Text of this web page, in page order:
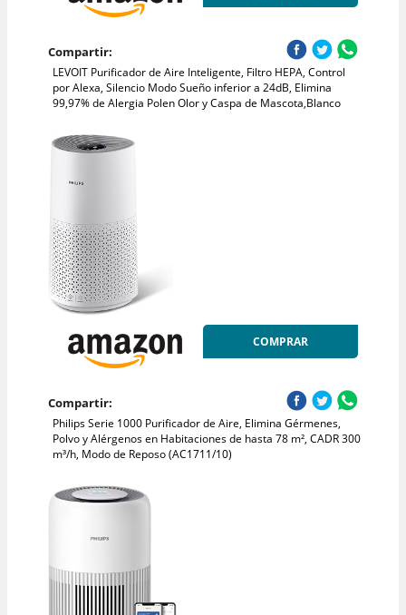
Compartir:
LEVOIT Purificador de Aire Inteligente, Filtro HEPA, Control
por Alexa, Silencio Modo Sueño inferior a 24dB, Elimina
99,97% de Alergia Polen Olor y Caspa de Mascota,Blanco
COMPRAR
Compartir:
Philips Serie 1000 Purificador de Aire, Elimina Gérmenes,
Polvo y Alérgenos en Habitaciones de hasta 78 m², CADR 300
m³/h, Modo de Reposo (AC1711/10)